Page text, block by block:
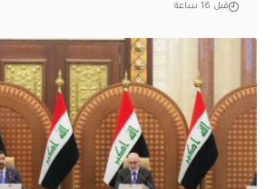
قبل 16 ساعة